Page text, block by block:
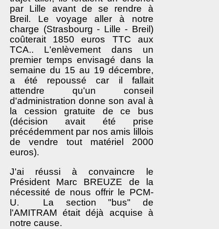
par Lille avant de se rendre à
Breil. Le voyage aller à notre
charge (Strasbourg - Lille - Breil)
coûterait 1850 euros TTC aux
TCA.. L'enlèvement dans un
premier temps envisagé dans la
semaine du 15 au 19 décembre,
a été repoussé car il fallait
attendre qu'un conseil
d'administration donne son aval à
la cession gratuite de ce bus
(décision avait été prise
précédemment par nos amis lillois
de vendre tout matériel 2000
euros).
J'ai réussi à convaincre le
Président Marc BREUZE de la
nécessité de nous offrir le PCM-
U. La section "bus" de
l'AMITRAM était déjà acquise à
notre cause.